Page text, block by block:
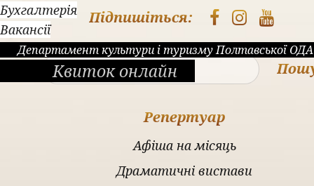
Бухгалтерія
Вакансії
Департамент культури і туризму Полтавської ОДА
Квиток онлайн
Підпишіться:
Репертуар
Афіша на місяць
Драматичні вистави